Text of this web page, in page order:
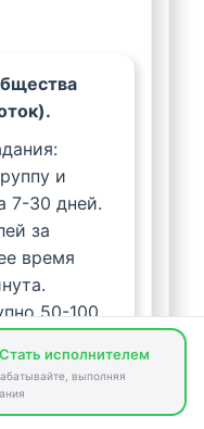
и
7-30 дней.
за
время
50-100
Стать исполнителем
выполняя